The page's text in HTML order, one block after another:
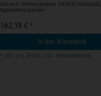
Caressi Seifenspender CA203I edelstahl,
Spülmittelspender
162,18 € *
In den Warenkorb
* inkl. ges. MwSt. zzgl.Versandkosten